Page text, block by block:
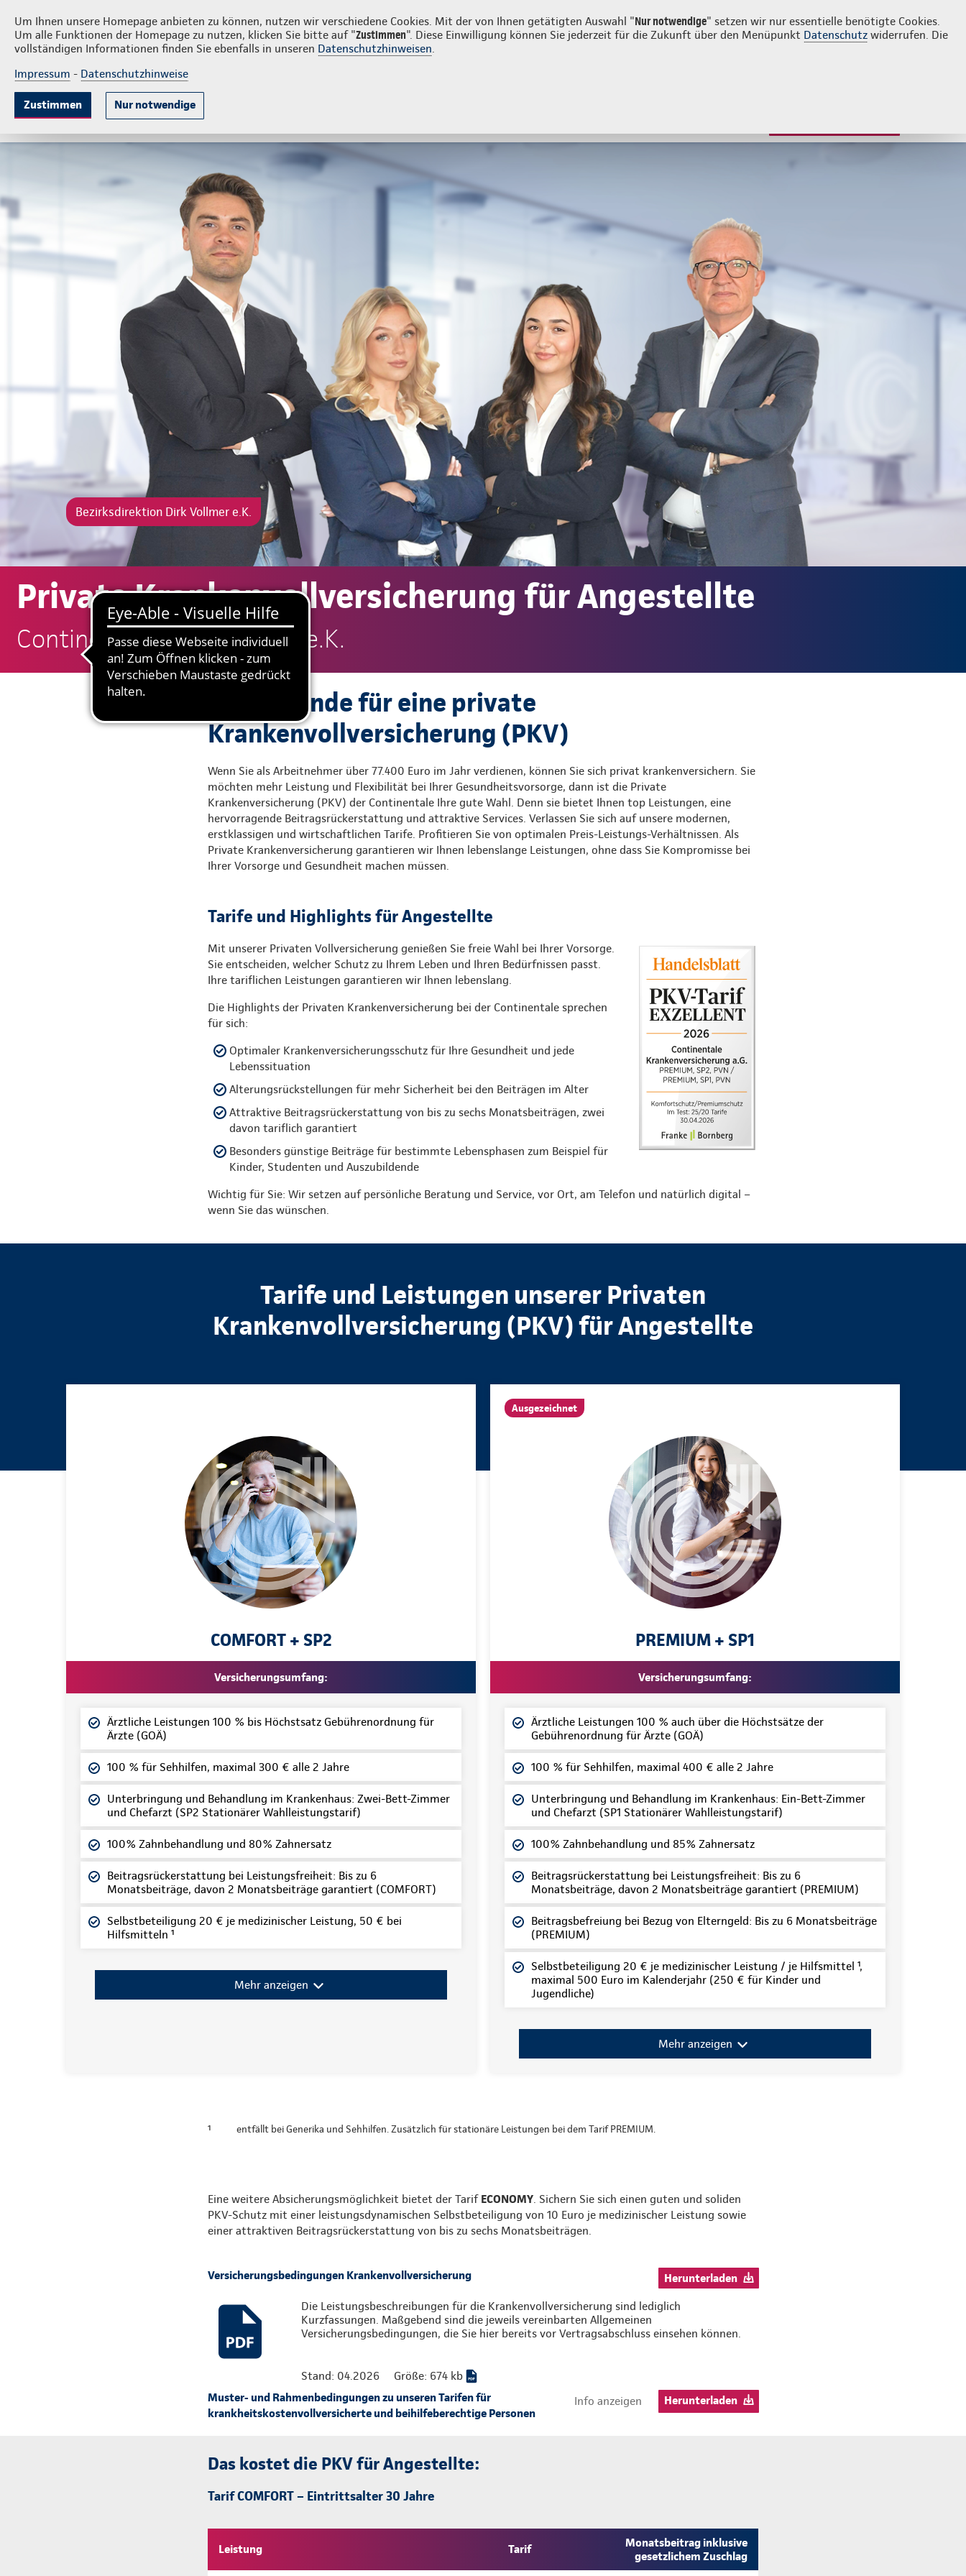
Um Ihnen unsere Homepage anbieten zu können, nutzen wir verschiedene Cookies. Mit der von Ihnen getätigten Auswahl "Nur notwendige" setzen wir nur essentielle benötigte Cookies.
Um alle Funktionen der Homepage zu nutzen, klicken Sie bitte auf "Zustimmen". Diese Einwilligung können Sie jederzeit für die Zukunft über den Menüpunkt Datenschutz widerrufen. Die
vollständigen Informationen finden Sie ebenfalls in unseren Datenschutzhinweisen.
Impressum - Datenschutzhinweise
Zustimmen Nur notwendige
Dirk Vollmer e.K. PrivatkundenFirmenkunden Login Kontakt 0521 946330
KrankenversicherungLebensversicherung
Bezirksdirektion Dirk Vollmer e.K.
Private Krankenvollversicherung für Angestellte
Continentale: Dirk Vollmer e.K.
Gute Gründe für eine private
Krankenvollversicherung (PKV)
Wenn Sie als Arbeitnehmer über 77.400 Euro im Jahr verdienen, können Sie sich privat krankenversichern. Sie
möchten mehr Leistung und Flexibilität bei Ihrer Gesundheitsvorsorge, dann ist die Private
Krankenversicherung (PKV) der Continentale Ihre gute Wahl. Denn sie bietet Ihnen top Leistungen, eine
hervorragende Beitragsrückerstattung und attraktive Services. Verlassen Sie sich auf unsere modernen,
erstklassigen und wirtschaftlichen Tarife. Profitieren Sie von optimalen Preis-Leistungs-Verhältnissen. Als
Private Krankenversicherung garantieren wir Ihnen lebenslange Leistungen, ohne dass Sie Kompromisse bei
Ihrer Vorsorge und Gesundheit machen müssen.
Tarife und Highlights für Angestellte
Mit unserer Privaten Vollversicherung genießen Sie freie Wahl bei Ihrer Vorsorge.
Sie entscheiden, welcher Schutz zu Ihrem Leben und Ihren Bedürfnissen passt.
Ihre tariflichen Leistungen garantieren wir Ihnen lebenslang.
Die Highlights der Privaten Krankenversicherung bei der Continentale sprechen
für sich:
Optimaler Krankenversicherungsschutz für Ihre Gesundheit und jede
Lebenssituation
Alterungsrückstellungen für mehr Sicherheit bei den Beiträgen im Alter
Attraktive Beitragsrückerstattung von bis zu sechs Monatsbeiträgen, zwei
davon tariflich garantiert
Besonders günstige Beiträge für bestimmte Lebensphasen zum Beispiel für
Kinder, Studenten und Auszubildende
Wichtig für Sie: Wir setzen auf persönliche Beratung und Service, vor Ort, am Telefon und natürlich digital –
wenn Sie das wünschen.
Tarife und Leistungen unserer Privaten
Krankenvollversicherung (PKV) für Angestellte
COMFORT + SP2
Versicherungsumfang:
Ärztliche Leistungen 100 % bis Höchstsatz Gebührenordnung für
Ärzte (GOÄ)
100 % für Sehhilfen, maximal 300 € alle 2 Jahre
Unterbringung und Behandlung im Krankenhaus: Zwei-Bett-Zimmer
und Chefarzt (SP2 Stationärer Wahlleistungstarif)
100% Zahnbehandlung und 80% Zahnersatz
Beitragsrückerstattung bei Leistungsfreiheit: Bis zu 6
Monatsbeiträge, davon 2 Monatsbeiträge garantiert (COMFORT)
Selbstbeteiligung 20 € je medizinischer Leistung, 50 € bei
Hilfsmitteln ¹
Mehr anzeigen
Ausgezeichnet
PREMIUM + SP1
Versicherungsumfang:
Ärztliche Leistungen 100 % auch über die Höchstsätze der
Gebührenordnung für Ärzte (GOÄ)
100 % für Sehhilfen, maximal 400 € alle 2 Jahre
Unterbringung und Behandlung im Krankenhaus: Ein-Bett-Zimmer
und Chefarzt (SP1 Stationärer Wahlleistungstarif)
100% Zahnbehandlung und 85% Zahnersatz
Beitragsrückerstattung bei Leistungsfreiheit: Bis zu 6
Monatsbeiträge, davon 2 Monatsbeiträge garantiert (PREMIUM)
Beitragsbefreiung bei Bezug von Elterngeld: Bis zu 6 Monatsbeiträge
(PREMIUM)
Selbstbeteiligung 20 € je medizinischer Leistung / je Hilfsmittel ¹,
maximal 500 Euro im Kalenderjahr (250 € für Kinder und
Jugendliche)
Mehr anzeigen
¹ entfällt bei Generika und Sehhilfen. Zusätzlich für stationäre Leistungen bei dem Tarif PREMIUM.
Eine weitere Absicherungsmöglichkeit bietet der Tarif ECONOMY. Sichern Sie sich einen guten und soliden
PKV-Schutz mit einer leistungsdynamischen Selbstbeteiligung von 10 Euro je medizinischer Leistung sowie
einer attraktiven Beitragsrückerstattung von bis zu sechs Monatsbeiträgen.
Versicherungsbedingungen Krankenvollversicherung Herunterladen
Die Leistungsbeschreibungen für die Krankenvollversicherung sind lediglich
Kurzfassungen. Maßgebend sind die jeweils vereinbarten Allgemeinen
Versicherungsbedingungen, die Sie hier bereits vor Vertragsabschluss einsehen können.
Stand: 04.2026
Größe: 674 kb
Muster- und Rahmenbedingungen zu unseren Tarifen für
krankheitskostenvollversicherte und beihilfeberechtige Personen
Info anzeigen Herunterladen
Das kostet die PKV für Angestellte:
Tarif COMFORT – Eintrittsalter 30 Jahre
Leistung Tarif
Monatsbeitrag inklusive
gesetzlichem Zuschlag